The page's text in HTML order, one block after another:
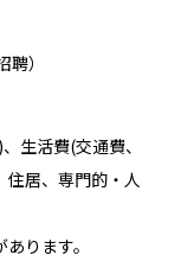
）
生活費(交通費、
居、専門的・人
ります。